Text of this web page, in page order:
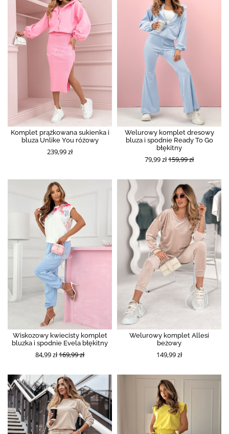
Komplet prążkowana sukienka i
bluza Unlike You różowy
239,99 zł
Welurowy komplet dresowy
bluza i spodnie Ready To Go
błękitny
79,99 zł159,99 zł
Wiskozowy kwiecisty komplet
bluzka i spodnie Evela błękitny
84,99 zł169,99 zł
Welurowy komplet Allesi
beżowy
149,99 zł